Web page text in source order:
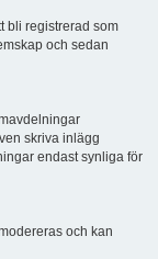
bli registrerad som
och sedan
skriva inlägg
endast synliga för
och kan